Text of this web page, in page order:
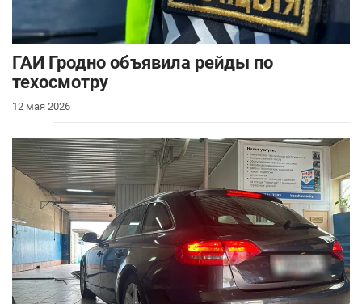
ГАИ Гродно объявила рейды по
техосмотру
12 мая 2026